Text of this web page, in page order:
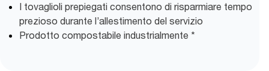
I tovaglioli prepiegati consentono di risparmiare tempo
prezioso durante l’allestimento del servizio
Prodotto compostabile industrialmente *